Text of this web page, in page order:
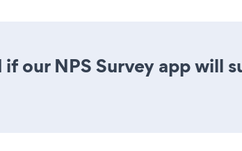
our NPS Survey app will